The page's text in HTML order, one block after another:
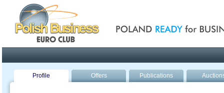
Profile Offers Publications